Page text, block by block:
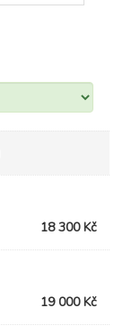
18 300 Kč
19 000 Kč